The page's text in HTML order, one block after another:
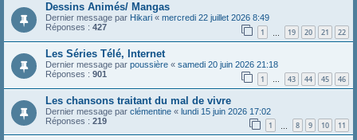
Dessins Animés/ Mangas
Dernier message par Hikari « mercredi 22 juillet 2026 8:49
Réponses : 427 1 19 20 21 22
Les Séries Télé, Internet
Dernier message par poussière « samedi 20 juin 2026 21:18
Réponses : 901 1 … 43 44 45 46
Les chansons traitant du mal de vivre
Dernier message par clémentine « lundi 15 juin 2026 17:02
Réponses : 219 1 8 9 10 11